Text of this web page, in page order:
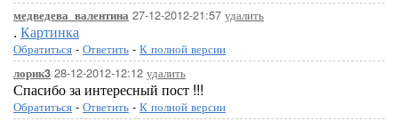
медведева_валентина 27-12-2012-21:57 удалить
. Картинка
Обратиться - Ответить - К полной версии
лорик3 28-12-2012-12:12 удалить
Спасибо за интересный пост !!!
Обратиться - Ответить - К полной версии